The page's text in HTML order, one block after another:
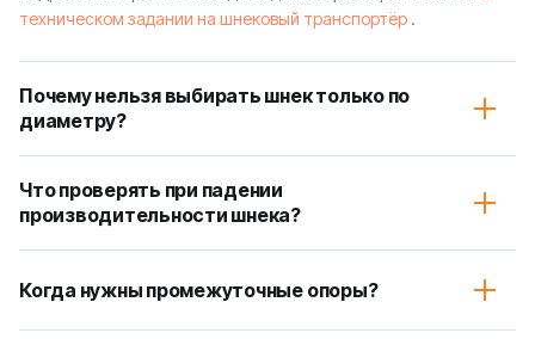
техническом задании на шнековый транспортёр .
Почему нельзя выбирать шнек только по
диаметру?
Что проверять при падении
производительности шнека?
Когда нужны промежуточные опоры?